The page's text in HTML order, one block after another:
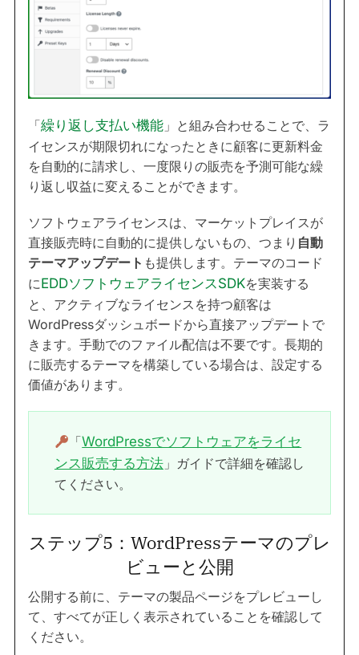
「繰り返し支払い機能 」と組み合わせることで、ラ
イセンスが期限切れになったときに顧客に更新料金
を自動的に請求し、一度限りの販売を予測可能な繰
り返し収益に変えることができます。
ソフトウェアライセンスは、マーケットプレイスが
直接販売時に自動的に提供しないもの、つまり 自動
テーマアップデート も提供します。テーマのコード
にEDDソフトウェアライセンスSDKを実装する
と、アクティブなライセンスを持つ顧客は
WordPressダッシュボードから直接アップデートで
きます。手動でのファイル配信は不要です。長期的
に販売するテーマを構築している場合は、設定する
価値があります。
「WordPressでソフトウェアをライセ
ンス販売する方法 」ガイドで詳細を確認し
てください。
ステップ5：WordPressテーマのプレ
ビューと公開
公開する前に、テーマの製品ページをプレビューし
て、すべてが正しく表示されていることを確認して
ください。